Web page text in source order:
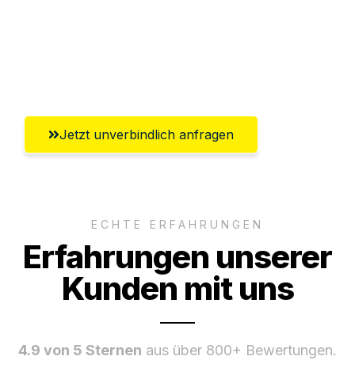
Jetzt unverbindlich anfragen
ECHTE ERFAHRUNGEN
Erfahrungen unserer
Kunden mit uns
4.9 von 5 Sternen aus über 800+ Bewertungen.